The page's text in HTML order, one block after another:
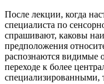
После лекции, когда
специалиста по
спрашивают, каковы
предположения
распознаются видимые
переходе к более
специализированными,